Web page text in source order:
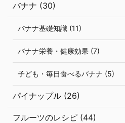
バナナ (30)
バナナ基礎知識 (11)
バナナ栄養・健康効果 (7)
子ども・毎日食べるバナナ (5)
パイナップル (26)
フルーツのレシピ (44)